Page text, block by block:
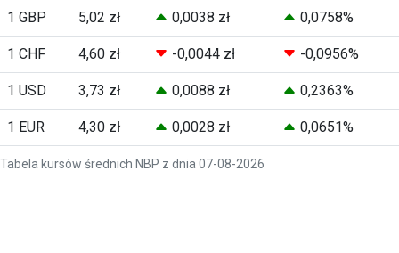
Tabela kursów średnich NBP z dnia 07-08-2026
1 GBP 5,02 zł 0,0038 zł 0,0758%
1 CHF 4,60 zł -0,0044 zł -0,0956%
1 USD 3,73 zł 0,0088 zł 0,2363%
1 EUR 4,30 zł 0,0028 zł 0,0651%